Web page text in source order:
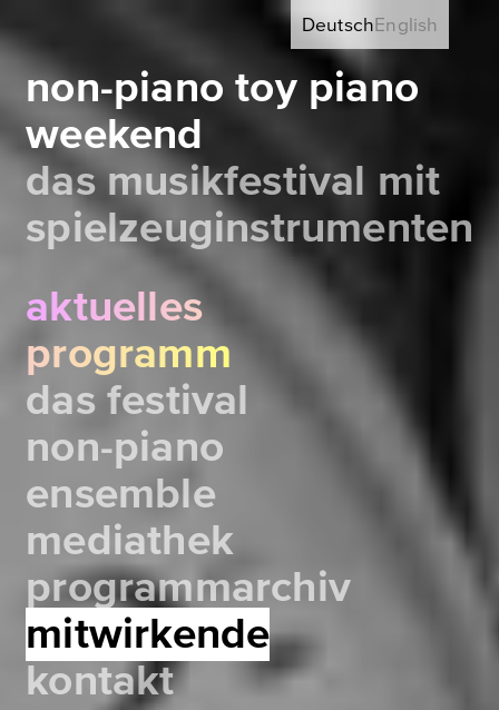
non-piano toy piano
weekend
das musikfestival mit
spielzeuginstrumenten
DeutschEnglish
aktuelles
programm
das festival
non-piano
ensemble
mediathek
programmarchiv
mitwirkende
kontakt